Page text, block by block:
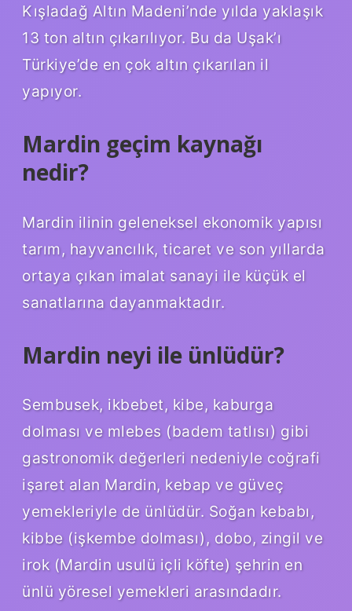
Kışladağ Altın Madeni’nde yılda yaklaşık
13 ton altın çıkarılıyor. Bu da Uşak’ı
Türkiye’de en çok altın çıkarılan il
yapıyor.
Mardin geçim kaynağı
nedir?
Mardin ilinin geleneksel ekonomik yapısı
tarım, hayvancılık, ticaret ve son yıllarda
ortaya çıkan imalat sanayi ile küçük el
sanatlarına dayanmaktadır.
Mardin neyi ile ünlüdür?
Sembusek, ikbebet, kibe, kaburga
dolması ve mlebes (badem tatlısı) gibi
gastronomik değerleri nedeniyle coğrafi
işaret alan Mardin, kebap ve güveç
yemekleriyle de ünlüdür. Soğan kebabı,
kibbe (işkembe dolması), dobo, zingil ve
irok (Mardin usulü içli köfte) şehrin en
ünlü yöresel yemekleri arasındadır.